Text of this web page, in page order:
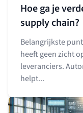
Hoe ga je
supply chain?
Belangrijkste
heeft geen zicht
leveranciers.
helpt...